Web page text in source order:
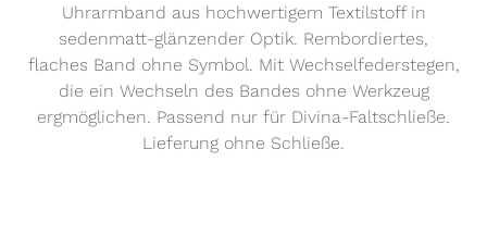
Uhrarmband aus hochwertigem Textilstoff in
sedenmatt-glänzender Optik. Rembordiertes,
flaches Band ohne Symbol. Mit Wechselfederstegen,
die ein Wechseln des Bandes ohne Werkzeug
ergmöglichen. Passend nur für Divina-Faltschließe.
Lieferung ohne Schließe.